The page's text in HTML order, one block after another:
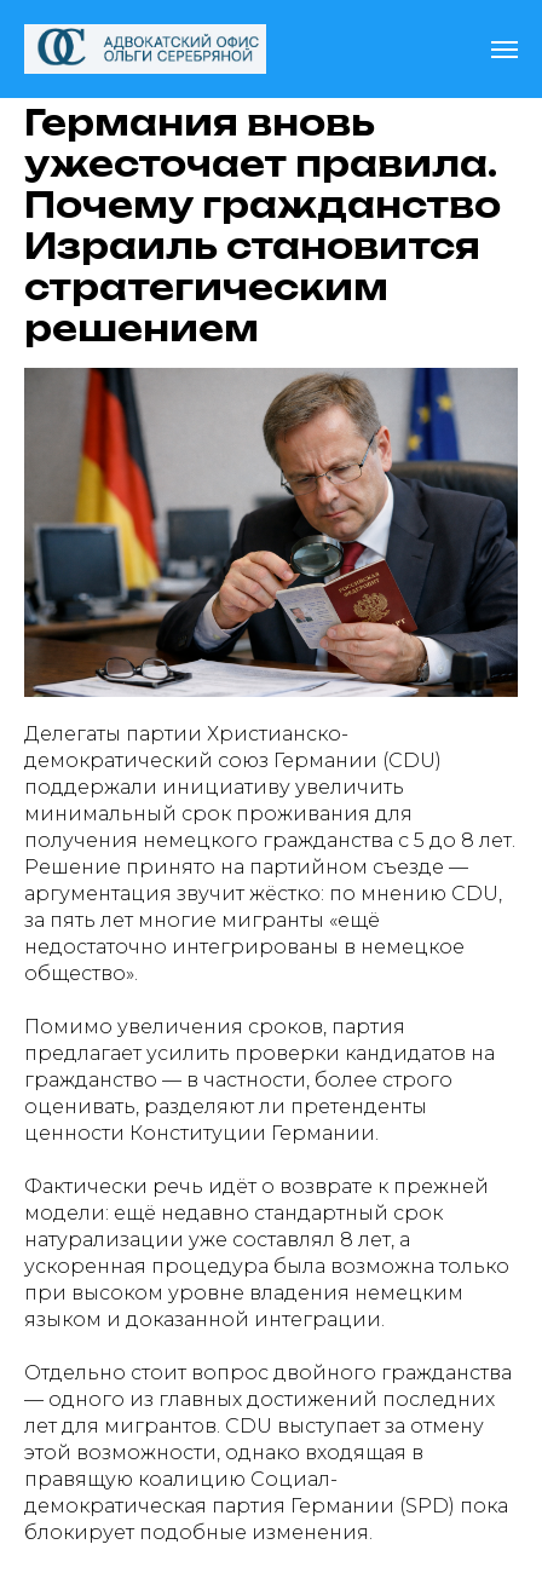
Германия вновь
ужесточает правила.
Почему гражданство
Израиль становится
стратегическим
решением
Делегаты партии Христианско-
демократический союз Германии (CDU)
поддержали инициативу увеличить
минимальный срок проживания для
получения немецкого гражданства с 5 до 8 лет.
Решение принято на партийном съезде —
аргументация звучит жёстко: по мнению CDU,
за пять лет многие мигранты «ещё
недостаточно интегрированы в немецкое
общество».
Помимо увеличения сроков, партия
предлагает усилить проверки кандидатов на
гражданство — в частности, более строго
оценивать, разделяют ли претенденты
ценности Конституции Германии.
Фактически речь идёт о возврате к прежней
модели: ещё недавно стандартный срок
натурализации уже составлял 8 лет, а
ускоренная процедура была возможна только
при высоком уровне владения немецким
языком и доказанной интеграции.
Отдельно стоит вопрос двойного гражданства
— одного из главных достижений последних
лет для мигрантов. CDU выступает за отмену
этой возможности, однако входящая в
правящую коалицию Социал-
демократическая партия Германии (SPD) пока
блокирует подобные изменения.